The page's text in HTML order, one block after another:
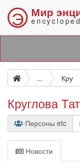
Э Мир
... Кру
Круглова
Персоны etc
Новости